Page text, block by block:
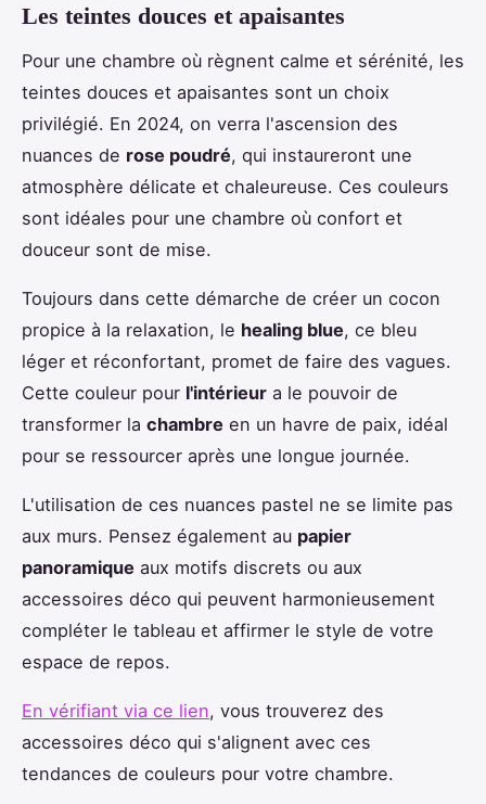
Les teintes douces et apaisantes
Pour une chambre où règnent calme et sérénité, les
teintes douces et apaisantes sont un choix
privilégié. En 2024, on verra l'ascension des
nuances de rose poudré, qui instaureront une
atmosphère délicate et chaleureuse. Ces couleurs
sont idéales pour une chambre où confort et
douceur sont de mise.
Toujours dans cette démarche de créer un cocon
propice à la relaxation, le healing blue, ce bleu
léger et réconfortant, promet de faire des vagues.
Cette couleur pour l'intérieur a le pouvoir de
transformer la chambre en un havre de paix, idéal
pour se ressourcer après une longue journée.
L'utilisation de ces nuances pastel ne se limite pas
aux murs. Pensez également au papier
panoramique aux motifs discrets ou aux
accessoires déco qui peuvent harmonieusement
compléter le tableau et affirmer le style de votre
espace de repos.
En vérifiant via ce lien, vous trouverez des
accessoires déco qui s'alignent avec ces
tendances de couleurs pour votre chambre.